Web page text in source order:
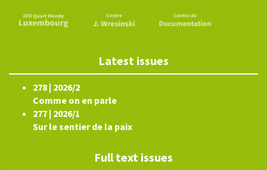
Latest issues
278 | 2026/2
Comme on en parle
277 | 2026/1
Sur le sentier de la paix
Full text issues